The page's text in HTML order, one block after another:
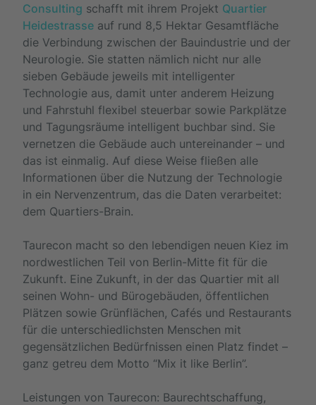
Consulting schafft mit ihrem Projekt Quartier
Heidestrasse auf rund 8,5 Hektar Gesamtfläche
die Verbindung zwischen der Bauindustrie und der
Neurologie. Sie statten nämlich nicht nur alle
sieben Gebäude jeweils mit intelligenter
Technologie aus, damit unter anderem Heizung
und Fahrstuhl flexibel steuerbar sowie Parkplätze
und Tagungsräume intelligent buchbar sind. Sie
vernetzen die Gebäude auch untereinander – und
das ist einmalig. Auf diese Weise fließen alle
Informationen über die Nutzung der Technologie
in ein Nervenzentrum, das die Daten verarbeitet:
dem Quartiers-Brain.
Taurecon macht so den lebendigen neuen Kiez im
nordwestlichen Teil von Berlin-Mitte fit für die
Zukunft. Eine Zukunft, in der das Quartier mit all
seinen Wohn- und Bürogebäuden, öffentlichen
Plätzen sowie Grünflächen, Cafés und Restaurants
für die unterschiedlichsten Menschen mit
gegensätzlichen Bedürfnissen einen Platz findet –
ganz getreu dem Motto “Mix it like Berlin”.
Leistungen von Taurecon: Baurechtschaffung,